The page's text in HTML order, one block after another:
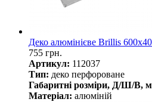
Деко алюмінієве Brillis
755 грн.
Артикул: 112037
Тип: деко перфороване
Габаритні розміри, Д/Ш/В,
Матеріал: алюміній